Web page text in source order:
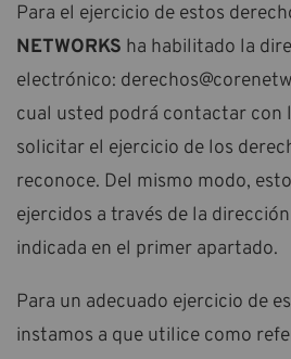
Para el ejercicio de estos
NETWORKS ha habilitado la
electrónico:
cual usted podrá contactar con
solicitar el ejercicio de los
reconoce. Del mismo modo,
ejercidos a través de la
indicada en el primer apartado.
Para un adecuado ejercicio de
instamos a que utilice como